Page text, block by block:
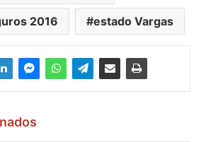
2016 estado Vargas